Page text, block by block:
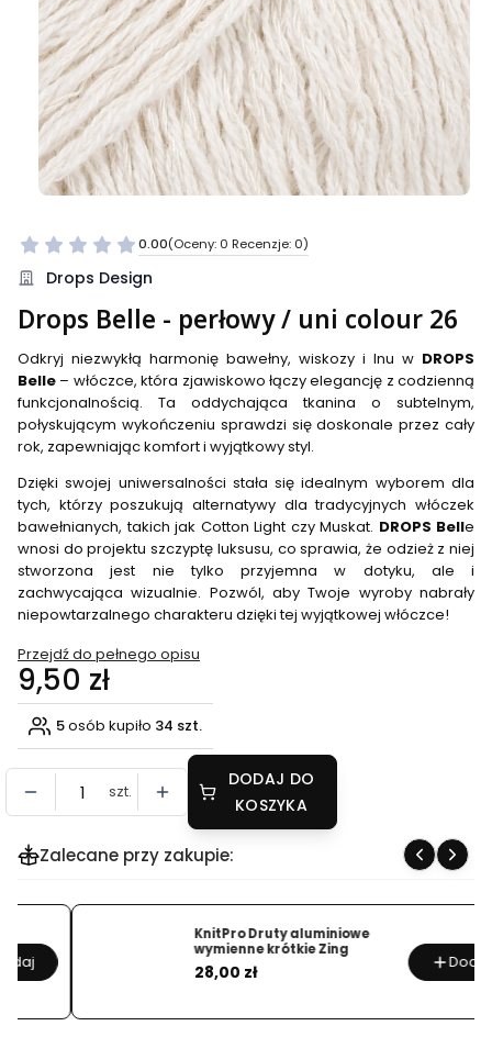
0.00(Oceny: 0 Recenzje: 0)
Przejdź do sekcji Opinie
Drops Design
Drops Belle - perłowy / uni colour 26
Odkryj niezwykłą harmonię bawełny, wiskozy i lnu w DROPS
Belle – włóczce, która zjawiskowo łączy elegancję z codzienną
funkcjonalnością. Ta oddychająca tkanina o subtelnym,
połyskującym wykończeniu sprawdzi się doskonale przez cały
rok, zapewniając komfort i wyjątkowy styl.
Dzięki swojej uniwersalności stała się idealnym wyborem dla
tych, którzy poszukują alternatywy dla tradycyjnych włóczek
bawełnianych, takich jak Cotton Light czy Muskat. DROPS Belle
wnosi do projektu szczyptę luksusu, co sprawia, że odzież z niej
stworzona jest nie tylko przyjemna w dotyku, ale i
zachwycająca wizualnie. Pozwól, aby Twoje wyroby nabrały
niepowtarzalnego charakteru dzięki tej wyjątkowej włóczce!
Przejdź do pełnego opisu
Cena
9,50 zł
5osób kupiło 34 szt.
szt.
DODAJ DO
KOSZYKA
Zalecane przy zakupie:
KnitPro Druty aluminiowe
wymienne krótkie Zing
Cena
28,00 zł Dodaj